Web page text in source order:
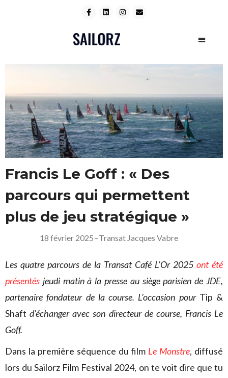
Francis Le Goff : « Des
parcours qui permettent
plus de jeu stratégique »
18 février 2025–Transat Jacques Vabre
Les quatre parcours de la Transat Café L’Or 2025 ont été
présentés jeudi matin à la presse au siège parisien de JDE,
partenaire fondateur de la course. L’occasion pour Tip &
Shaft d’échanger avec son directeur de course, Francis Le
Goff.
Dans la première séquence du film Le Monstre, diffusé
lors du Sailorz Film Festival 2024, on te voit dire que tu